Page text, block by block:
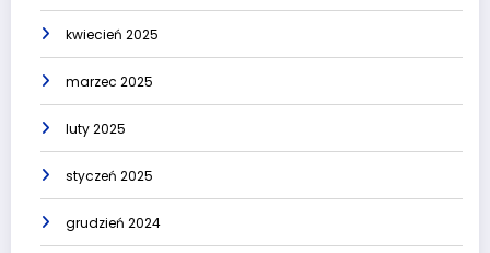
kwiecień 2025
marzec 2025
luty 2025
styczeń 2025
grudzień 2024